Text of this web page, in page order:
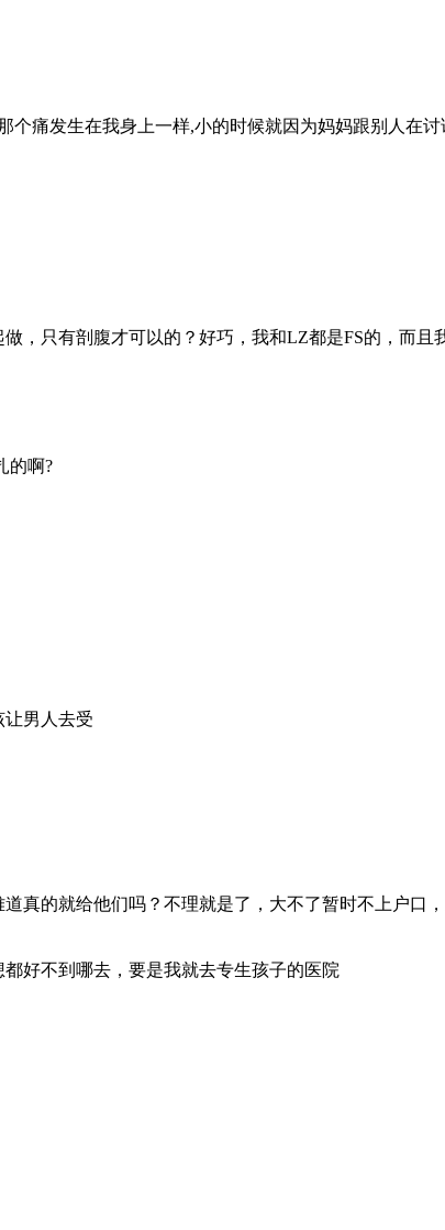
个痛发生在我身上一样,小的时候就因为妈妈跟别人在
，只有剖腹才可以的？好巧，我和LZ都是FS的，而
的啊?
男人去受
真的就给他们吗？不理就是了，大不了暂时不上户
好不到哪去，要是我就去专生孩子的医院